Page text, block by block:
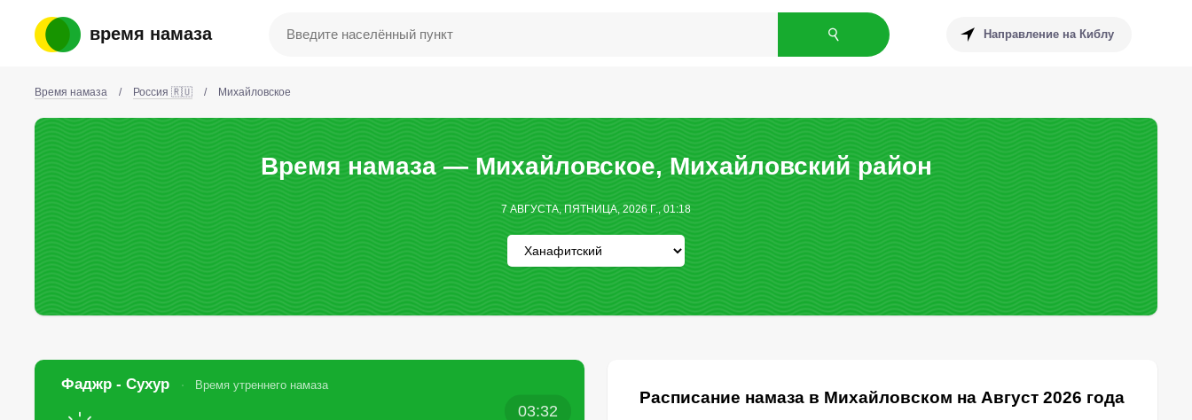
время намаза Направление на Киблу
Время намаза / Россия 🇷🇺 / Михайловское
Время намаза — Михайловское, Михайловский район
7 АВГУСТА, ПЯТНИЦА, 2026 Г., 01:18
Фаджр - Сухур Время утреннего намаза
03:32
Расписание намаза в Михайловском на Август 2026 года